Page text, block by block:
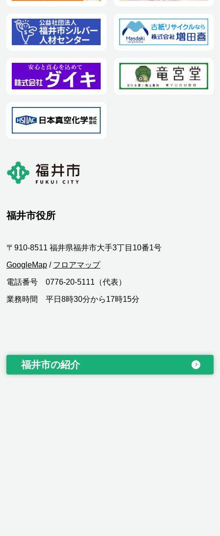
福井市役所
〒910-8511 福井県福井市大手3丁目10番1号
GoogleMap / フロアマップ
電話番号 0776-20-5111（代表）
業務時間 平日8時30分から17時15分
福井市の紹介